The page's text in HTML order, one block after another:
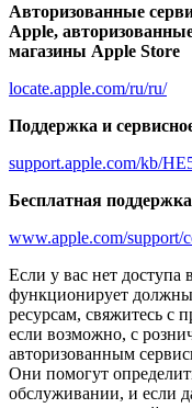
Авторизованные
Apple,
магазины Apple Store
locate.apple.com/ru/ru/
Поддержка и
support.apple.com/kb/
Бесплатная
www.apple.com/support/
Если у вас нет
функционирует
ресурсам, свяжитесь с
если возможно, с
авторизованным
Они помогут
обслуживании, и если